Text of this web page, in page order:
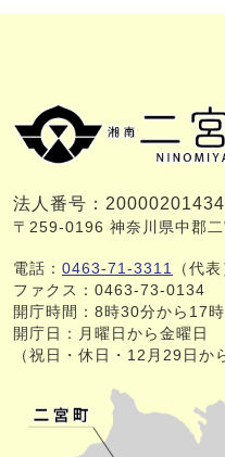
法人番号：
〒259-0196 神奈川県中郡
電話： 0463-71-3311
（代表
ファクス：0463-73-0134
開庁時間：8時30分から17
開庁日：月曜日から金曜日
（祝日・休日・12月29日か